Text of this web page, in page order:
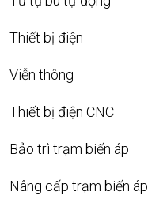
Thiết bị điện
Viễn thông
Thiết bị điện CNC
Bảo trì trạm biến áp
Nâng cấp trạm biến áp